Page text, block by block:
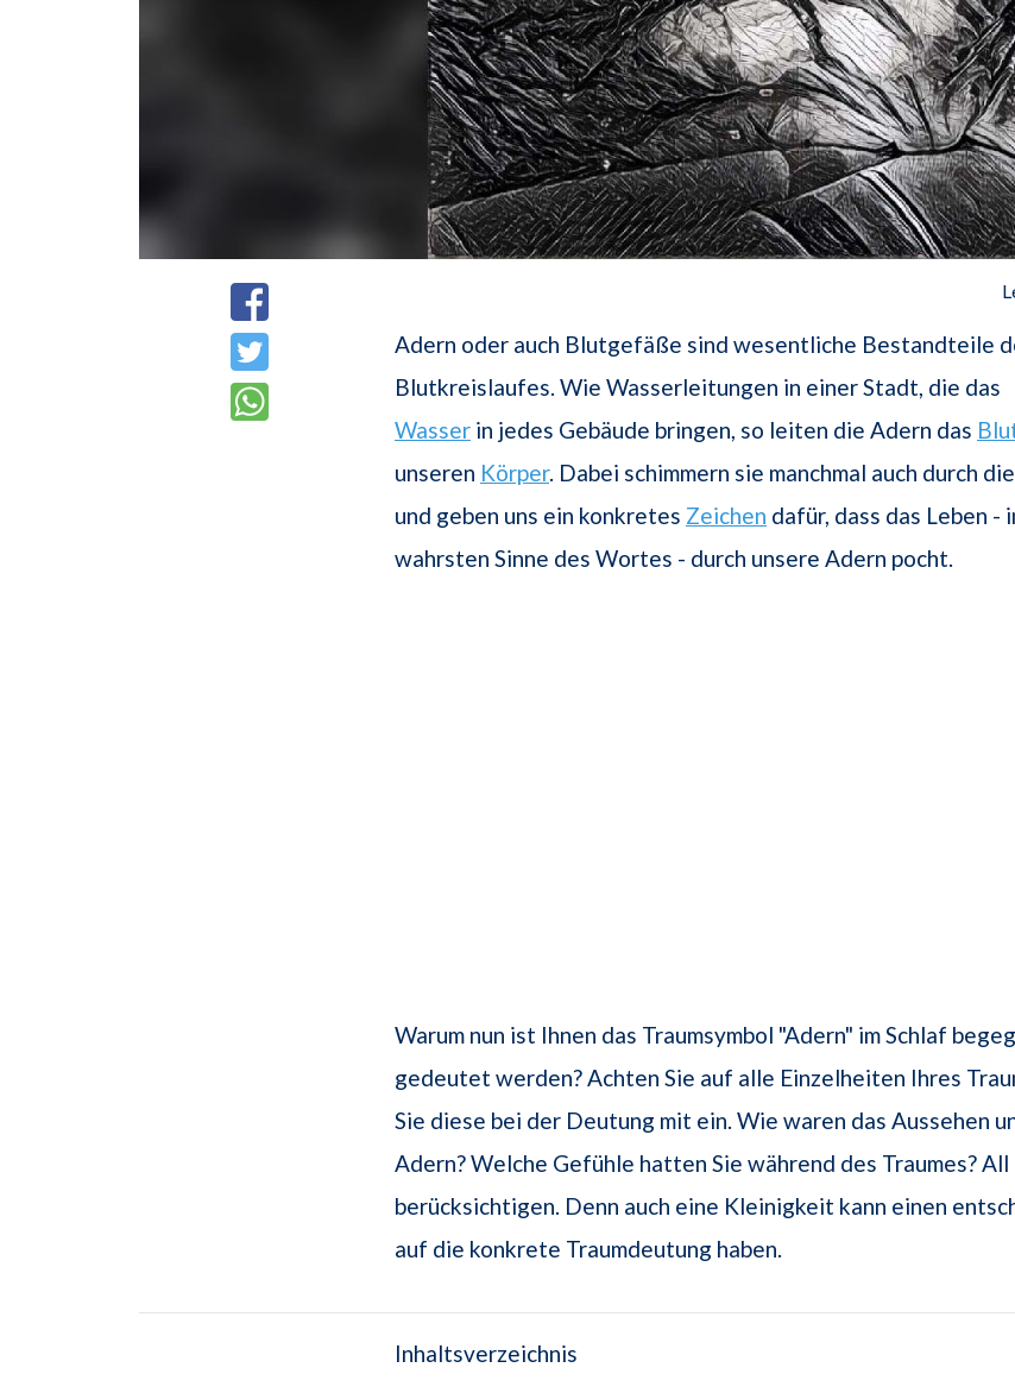
Adern oder auch Blutgefäße sind wesentliche Bestandteile
Blutkreislaufes. Wie Wasserleitungen in einer Stadt, die das
Wasser in jedes Gebäude bringen, so leiten die Adern das
unseren Körper. Dabei schimmern sie manchmal auch durch die
und geben uns ein konkretes Zeichen dafür, dass das Leben -
wahrsten Sinne des Wortes - durch unsere Adern pocht.
Warum nun ist Ihnen das Traumsymbol "Adern" im Schlaf
gedeutet werden? Achten Sie auf alle Einzelheiten Ihres
Sie diese bei der Deutung mit ein. Wie waren das Aussehen
Adern? Welche Gefühle hatten Sie während des Traumes?
berücksichtigen. Denn auch eine Kleinigkeit kann einen
auf die konkrete Traumdeutung haben.
Inhaltsverzeichnis